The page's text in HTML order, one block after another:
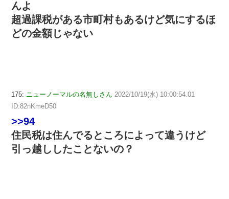
んよ
超過課税がある市町村もあるけど気にするほ
どの金額じゃない
175: ニューノーマルの名無しさん 2022/10/19(水) 10:00:54.01
ID:82nKmeD50
>>94
住民税は住んでるところによって違うけど
引っ越ししたことないの？